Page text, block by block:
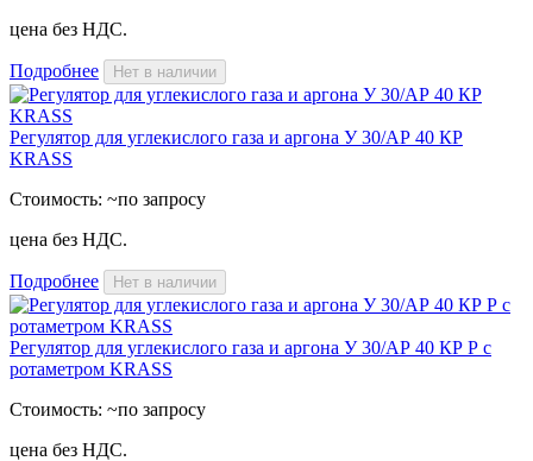
цена без НДС.
Подробнее Нет в наличии
Регулятор для углекислого газа и аргона У 30/АР 40 КР
KRASS
Стоимость: ~по запросу
цена без НДС.
Подробнее Нет в наличии
Регулятор для углекислого газа и аргона У 30/АР 40 КР Р с
ротаметром KRASS
Стоимость: ~по запросу
цена без НДС.